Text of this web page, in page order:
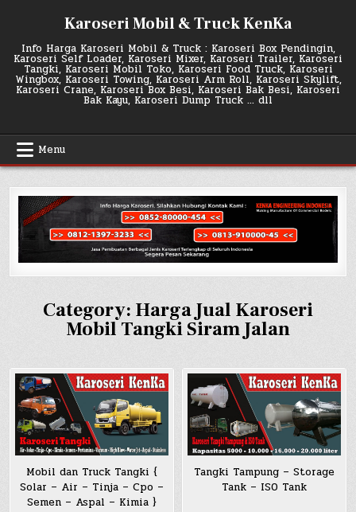
Karoseri Mobil & Truck KenKa
Info Harga Karoseri Mobil & Truck : Karoseri Box Pendingin,
Karoseri Self Loader, Karoseri Mixer, Karoseri Trailer, Karoseri
Tangki, Karoseri Mobil Toko, Karoseri Food Truck, Karoseri
Wingbox, Karoseri Towing, Karoseri Arm Roll, Karoseri Skylift,
Karoseri Crane, Karoseri Box Besi, Karoseri Bak Besi, Karoseri
Bak Kayu, Karoseri Dump Truck … dll
Menu
Category: Harga Jual Karoseri
Mobil Tangki Siram Jalan
Mobil dan Truck Tangki {
Solar – Air – Tinja – Cpo –
Semen – Aspal – Kimia }
Tangki Tampung – Storage
Tank – ISO Tank